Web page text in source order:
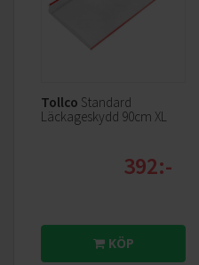
Tollco Standard
Läckageskydd 90cm XL
392:-
KÖP